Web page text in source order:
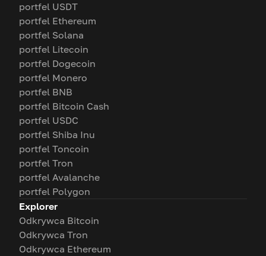
portfel USDT
portfel Ethereum
portfel Solana
portfel Litecoin
portfel Dogecoin
portfel Monero
portfel BNB
portfel Bitcoin Cash
portfel USDC
portfel Shiba Inu
portfel Toncoin
portfel Tron
portfel Avalanche
portfel Polygon
Explorer
Odkrywca Bitcoin
Odkrywca Tron
Odkrywca Ethereum